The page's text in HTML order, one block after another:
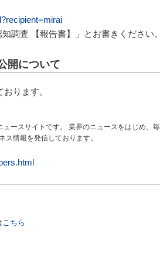
調査 【報告書】」とお書きください。
開について
ります。
ースサイトです。 業界のニュースをはじめ、
情報を発信しております。
こちら